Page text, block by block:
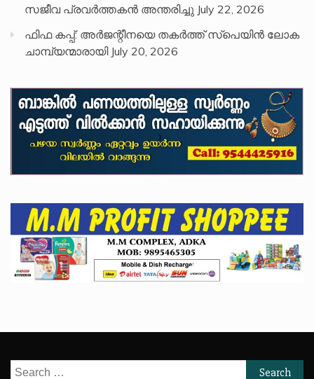
സജീവ പ്രവർത്തകൻ അന്തരിച്ചു July 22, 2026
ഫിഫ കപ്പ്: അർജന്റീനയെ തകർത്ത് സ്പെയിൻ ലോക
ചാമ്പ്യന്മാരായി July 20, 2026
Search